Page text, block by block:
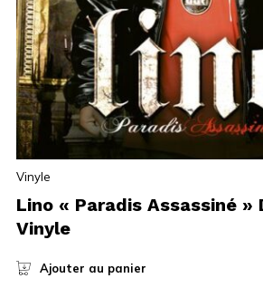
Vinyle
Lino « Paradis Assassiné »
Vinyle
Ajouter au panier